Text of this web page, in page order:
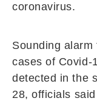
coronavirus.
Sounding
cases of Covid-
detected in the
28, officials